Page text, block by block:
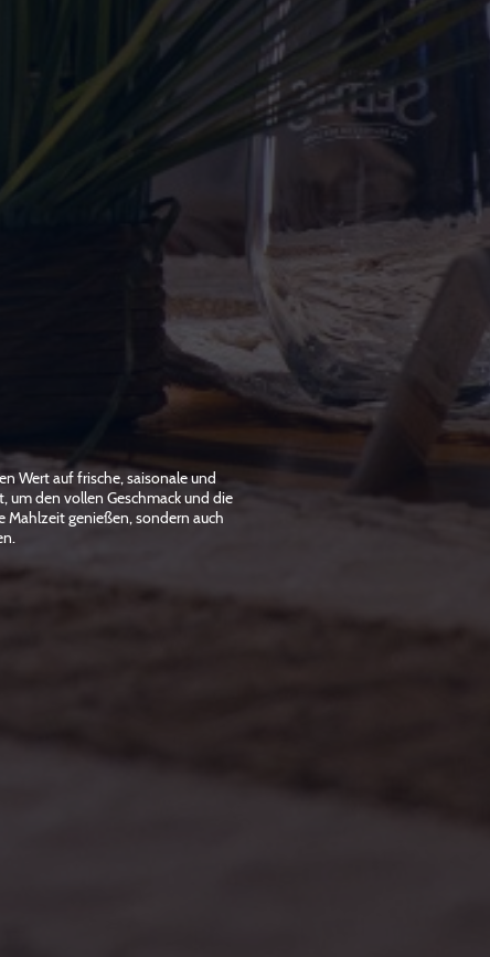
Wert auf frische, saisonale und
um den vollen Geschmack und die
Mahlzeit genießen, sondern auch